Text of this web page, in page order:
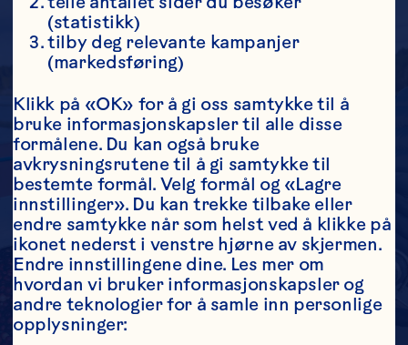
(statistikk)
tilby deg relevante kampanjer
(markedsføring)
Klikk på «OK» for å gi oss samtykke til å
bruke informasjonskapsler til alle disse
formålene. Du kan også bruke
avkrysningsrutene til å gi samtykke til
bestemte formål. Velg formål og «Lagre
innstillinger». Du kan trekke tilbake eller
endre samtykke når som helst ved å klikke på
ikonet nederst i venstre hjørne av skjermen.
Endre innstillingene dine. Les mer om
hvordan vi bruker informasjonskapsler og
andre teknologier for å samle inn personlige
opplysninger: